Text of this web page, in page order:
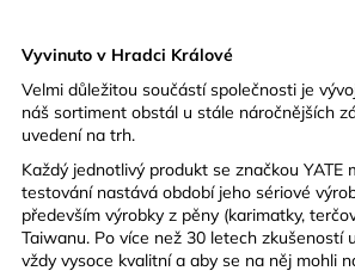
Vyvinuto v Hradci Králové
Velmi důležitou součástí společnosti je
náš sortiment obstál u stále náročnějších
uvedení na trh.
Každý jednotlivý produkt se značkou
testování nastává období jeho sériové
především výrobky z pěny (karimatky,
Taiwanu. Po více než 30 letech
vždy vysoce kvalitní a aby se na něj mohli